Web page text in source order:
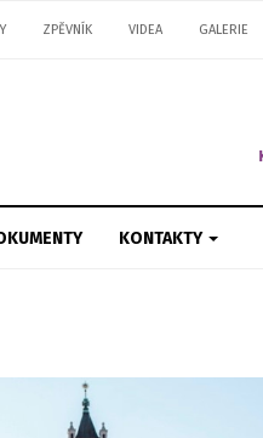
ZPĚVNÍK VIDEA GALERIE
KONTAKTY